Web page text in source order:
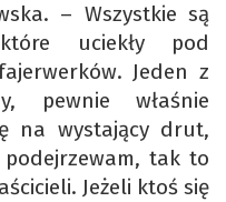
– Wszystkie są
uciekły pod
Jeden z
pewnie właśnie
na wystający drut,
tak to
Jeżeli ktoś się